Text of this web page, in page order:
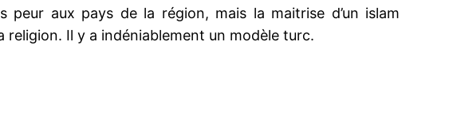
aux pays de la région, mais la maitrise d’un islam
Il y a indéniablement un modèle turc.